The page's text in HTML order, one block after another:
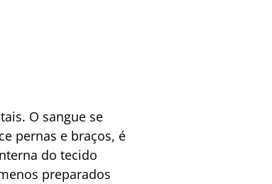
O sangue se
pernas e braços, é
do tecido
preparados